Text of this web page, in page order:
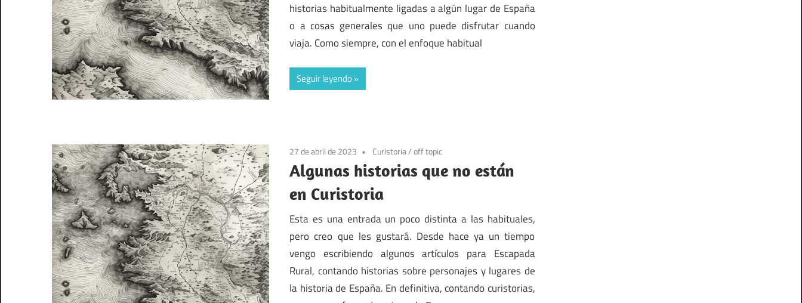
historias habitualmente ligadas a algún lugar de España
o a cosas generales que uno puede disfrutar cuando
viaja. Como siempre, con el enfoque habitual
Seguir leyendo
27 de abril de 2023 Curistoria/off topic
Algunas historias que no están
en Curistoria
Esta es una entrada un poco distinta a las habituales,
pero creo que les gustará. Desde hace ya un tiempo
vengo escribiendo algunos artículos para Escapada
Rural, contando historias sobre personajes y lugares de
la historia de España. En definitiva, contando curistorias,